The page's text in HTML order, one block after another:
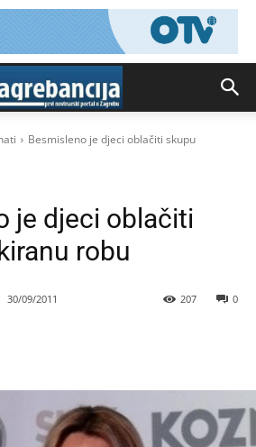
Besmisleno je djeci oblačiti skupu
je djeci oblačiti
robu
30/09/2011 0
207